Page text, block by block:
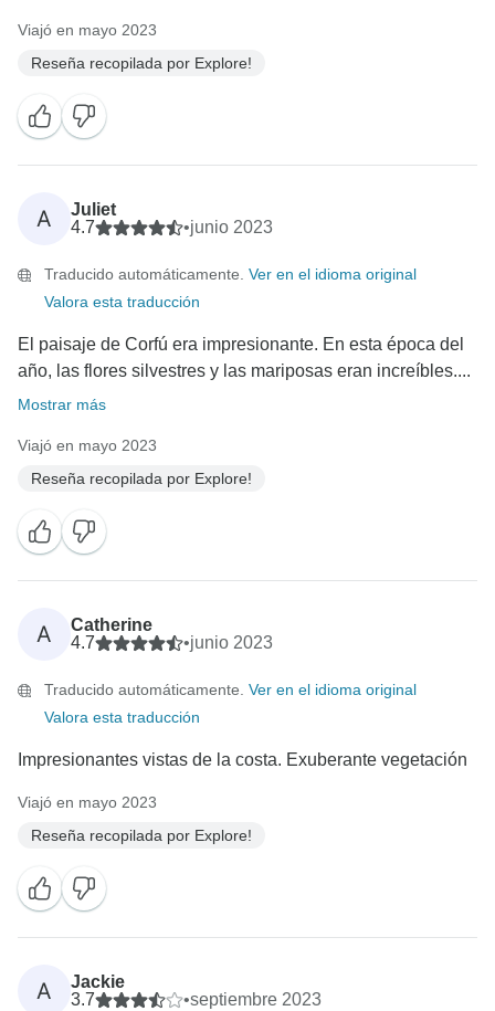
Viajó en mayo 2023
Reseña recopilada por Explore!
A
Juliet
4.7
•junio 2023
Traducido automáticamente. Ver en el idioma original
Valora esta traducción
El paisaje de Corfú era impresionante. En esta época del
año, las flores silvestres y las mariposas eran increíbles....
Mostrar más
Viajó en mayo 2023
Reseña recopilada por Explore!
A
Catherine
4.7
•junio 2023
Traducido automáticamente. Ver en el idioma original
Valora esta traducción
Impresionantes vistas de la costa. Exuberante vegetación
Viajó en mayo 2023
Reseña recopilada por Explore!
A
Jackie
3.7
•septiembre 2023